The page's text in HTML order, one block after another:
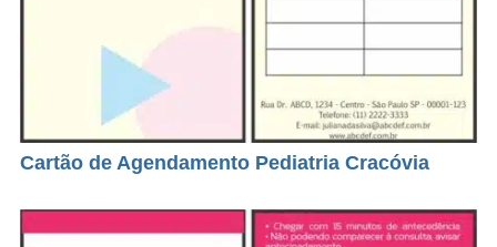
Cartão de Agendamento Pediatria Cracóvia